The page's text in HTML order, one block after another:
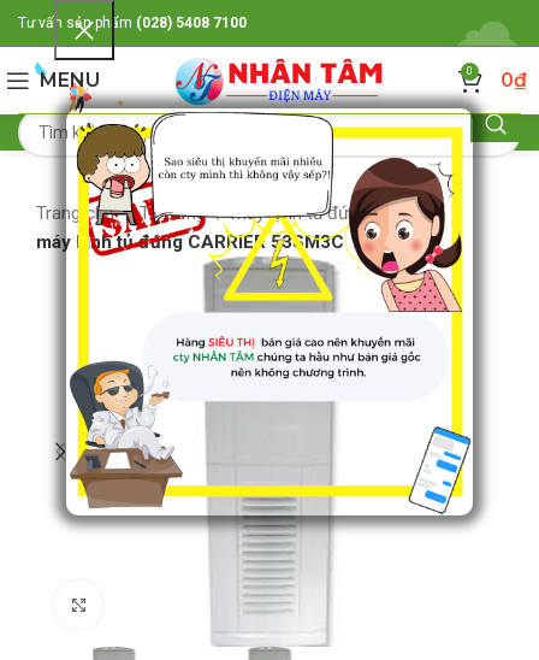
Tư vấn sản phẩm (028) 5408 7100
MENU 0 0₫
Trang chủ Tủ đứng
máy lạnh tủ đứng Carrier
máy lạnh tủ đứng CARRIER 53SM3C